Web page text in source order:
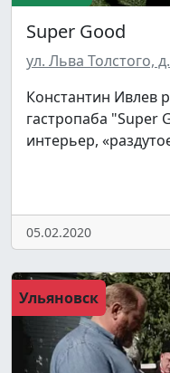
Super Good
ул. Льва Толстого,
Константин Ивлев
гастропаба "Super
интерьер,
05.02.2020
Ульяновск